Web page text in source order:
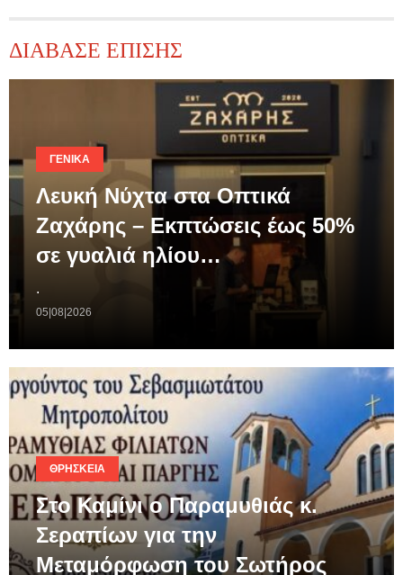
ΔΙΑΒΑΣΕ ΕΠΙΣΗΣ
ΓΕΝΙΚΆ
Λευκή Νύχτα στα Οπτικά
Ζαχάρης – Εκπτώσεις έως 50%
σε γυαλιά ηλίου…
.
05|08|2026
ΘΡΗΣΚΕΊΑ
Στο Καμίνι ο Παραμυθιάς κ.
Σεραπίων για την
Μεταμόρφωση του Σωτήρος